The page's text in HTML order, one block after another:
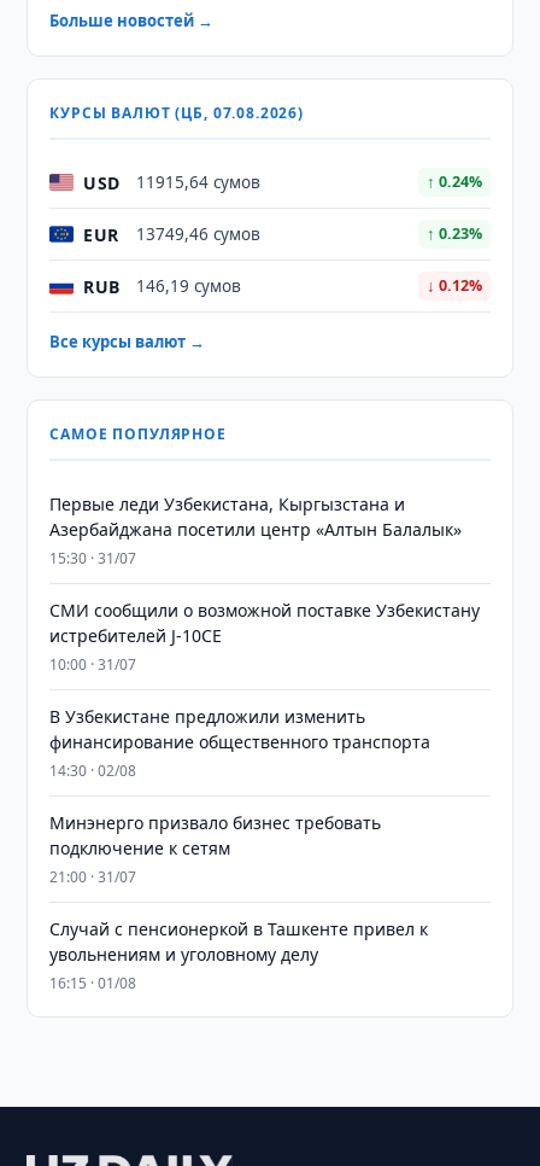
Больше новостей →
КУРСЫ ВАЛЮТ (ЦБ, 07.08.2026)
USD 11915,64 сумов ↑ 0.24%
EUR 13749,46 сумов ↑ 0.23%
RUB 146,19 сумов ↓ 0.12%
Все курсы валют →
САМОЕ ПОПУЛЯРНОЕ
Первые леди Узбекистана, Кыргызстана и
Азербайджана посетили центр «Алтын Балалык»
15:30 · 31/07
СМИ сообщили о возможной поставке Узбекистану
истребителей J-10CE
10:00 · 31/07
В Узбекистане предложили изменить
финансирование общественного транспорта
14:30 · 02/08
Минэнерго призвало бизнес требовать
подключение к сетям
21:00 · 31/07
Случай с пенсионеркой в Ташкенте привел к
увольнениям и уголовному делу
16:15 · 01/08